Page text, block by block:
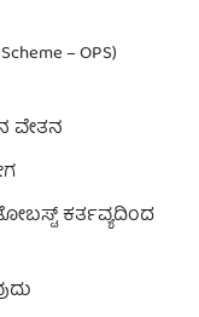
– OPS)
ವೇತನ
ಕರ್ತವ್ಯದಿಂದ